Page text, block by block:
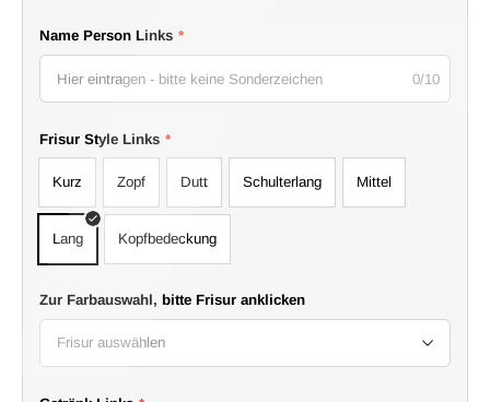
Name Person Links *
0/10
Frisur Style Links *
Kurz Zopf Dutt Schulterlang Mittel
Lang Kopfbedeckung
Zur Farbauswahl, bitte Frisur anklicken
Frisur auswählen